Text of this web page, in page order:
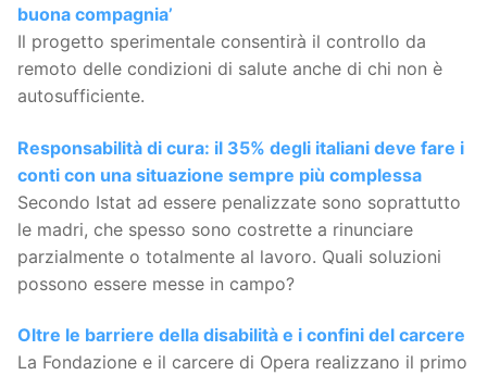
buona compagnia’
Il progetto sperimentale consentirà il controllo da
remoto delle condizioni di salute anche di chi non è
autosufficiente.
Responsabilità di cura: il 35% degli italiani deve fare i
conti con una situazione sempre più complessa
Secondo Istat ad essere penalizzate sono soprattutto
le madri, che spesso sono costrette a rinunciare
parzialmente o totalmente al lavoro. Quali soluzioni
possono essere messe in campo?
Oltre le barriere della disabilità e i confini del carcere
La Fondazione e il carcere di Opera realizzano il primo